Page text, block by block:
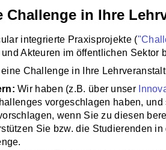
Challenge in Ihre
integrierte Praxisprojekte (
Akteuren im öffentlichen Sektor
Challenge in Ihre
Wir haben (z.B. über unser
vorgeschlagen haben,
wenn Sie zu diesen
Sie bzw. die Studierenden